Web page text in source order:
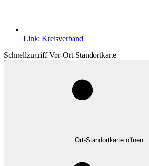
Link: Kreisverband
Schnellzugriff Vor-Ort-Standortkarte
Ort-Standortkarte öffnen